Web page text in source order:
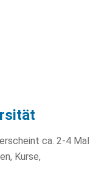
ca. 2-4 Mal
Kurse,